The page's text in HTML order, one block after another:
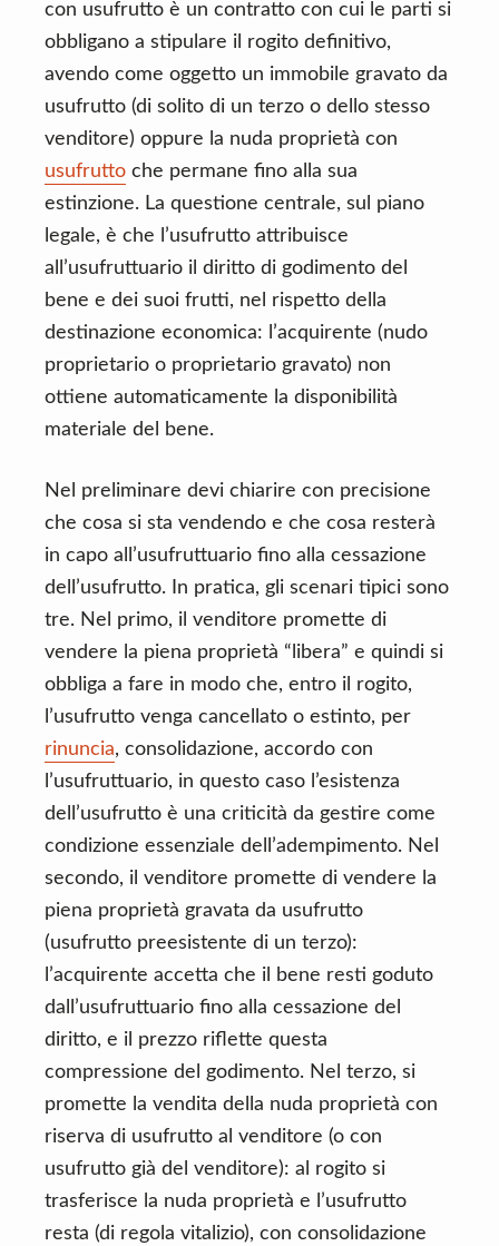
con usufrutto è un contratto con cui le parti si
obbligano a stipulare il rogito definitivo,
avendo come oggetto un immobile gravato da
usufrutto (di solito di un terzo o dello stesso
venditore) oppure la nuda proprietà con
usufrutto che permane fino alla sua
estinzione. La questione centrale, sul piano
legale, è che l’usufrutto attribuisce
all’usufruttuario il diritto di godimento del
bene e dei suoi frutti, nel rispetto della
destinazione economica: l’acquirente (nudo
proprietario o proprietario gravato) non
ottiene automaticamente la disponibilità
materiale del bene.
Nel preliminare devi chiarire con precisione
che cosa si sta vendendo e che cosa resterà
in capo all’usufruttuario fino alla cessazione
dell’usufrutto. In pratica, gli scenari tipici sono
tre. Nel primo, il venditore promette di
vendere la piena proprietà “libera” e quindi si
obbliga a fare in modo che, entro il rogito,
l’usufrutto venga cancellato o estinto, per
rinuncia, consolidazione, accordo con
l’usufruttuario, in questo caso l’esistenza
dell’usufrutto è una criticità da gestire come
condizione essenziale dell’adempimento. Nel
secondo, il venditore promette di vendere la
piena proprietà gravata da usufrutto
(usufrutto preesistente di un terzo):
l’acquirente accetta che il bene resti goduto
dall’usufruttuario fino alla cessazione del
diritto, e il prezzo riflette questa
compressione del godimento. Nel terzo, si
promette la vendita della nuda proprietà con
riserva di usufrutto al venditore (o con
usufrutto già del venditore): al rogito si
trasferisce la nuda proprietà e l’usufrutto
resta (di regola vitalizio), con consolidazione